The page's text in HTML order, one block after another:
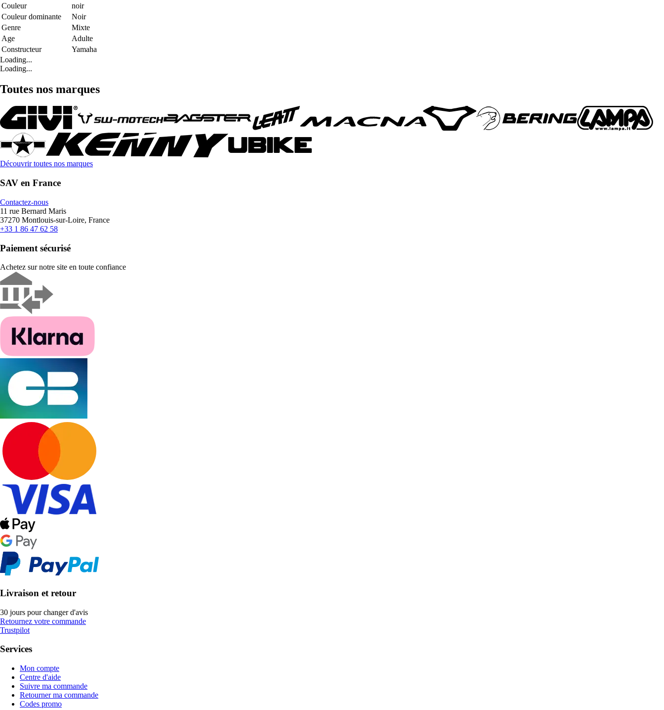
Couleur
noir
Couleur dominante
Noir
Genre
Mixte
Age
Adulte
Constructeur
Yamaha
Loading...
Loading...
Toutes nos marques
Découvrir toutes nos marques
SAV en France
Contactez-nous
11 rue Bernard Maris
37270 Montlouis-sur-Loire, France
+33 1 86 47 62 58
Paiement sécurisé
Achetez sur notre site en toute confiance
Livraison et retour
30 jours pour changer d'avis
Retournez votre commande
Trustpilot
Services
Mon compte
Centre d'aide
Suivre ma commande
Retourner ma commande
Codes promo